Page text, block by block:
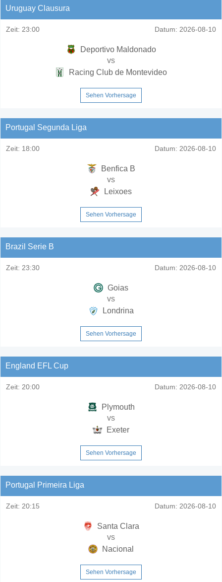
Uruguay Clausura
Zeit: 23:00 Datum: 2026-08-10
Deportivo Maldonado
vs
Racing Club de Montevideo
Sehen Vorhersage
Portugal Segunda Liga
Zeit: 18:00 Datum: 2026-08-10
Benfica B
vs
Leixoes
Sehen Vorhersage
Brazil Serie B
Zeit: 23:30 Datum: 2026-08-10
Goias
vs
Londrina
Sehen Vorhersage
England EFL Cup
Zeit: 20:00 Datum: 2026-08-10
Plymouth
vs
Exeter
Sehen Vorhersage
Portugal Primeira Liga
Zeit: 20:15 Datum: 2026-08-10
Santa Clara
vs
Nacional
Sehen Vorhersage